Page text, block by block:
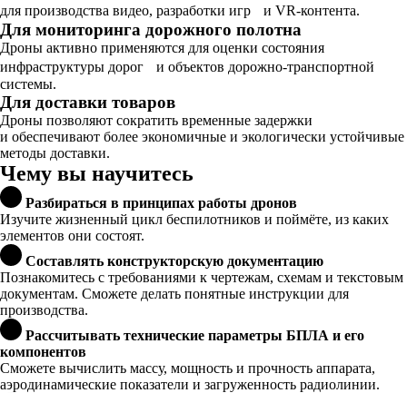
для производства видео, разработки игр и VR-контента.
Для мониторинга дорожного полотна
Дроны активно применяются для оценки состояния
инфраструктуры дорог и объектов дорожно-транспортной
системы.
Для доставки товаров
Дроны позволяют сократить временные задержки
и обеспечивают более экономичные и экологически устойчивые
методы доставки.
Чему вы научитесь
Разбираться в принципах работы дронов
Изучите жизненный цикл беспилотников и поймёте, из каких
элементов они состоят.
Составлять конструкторскую документацию
Познакомитесь с требованиями к чертежам, схемам и текстовым
документам. Сможете делать понятные инструкции для
производства.
Рассчитывать технические параметры БПЛА и его
компонентов
Сможете вычислить массу, мощность и прочность аппарата,
аэродинамические показатели и загруженность радиолинии.